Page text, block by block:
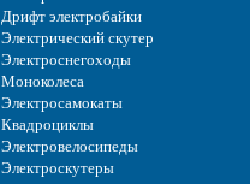
Дрифт электробайки
Электрический скутер
Электроснегоходы
Моноколеса
Электросамокаты
Квадроциклы
Электровелосипеды
Электроскутеры